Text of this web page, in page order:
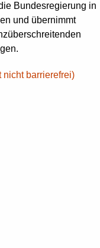
Bundesregierung in
und übernimmt
nicht barrierefrei)